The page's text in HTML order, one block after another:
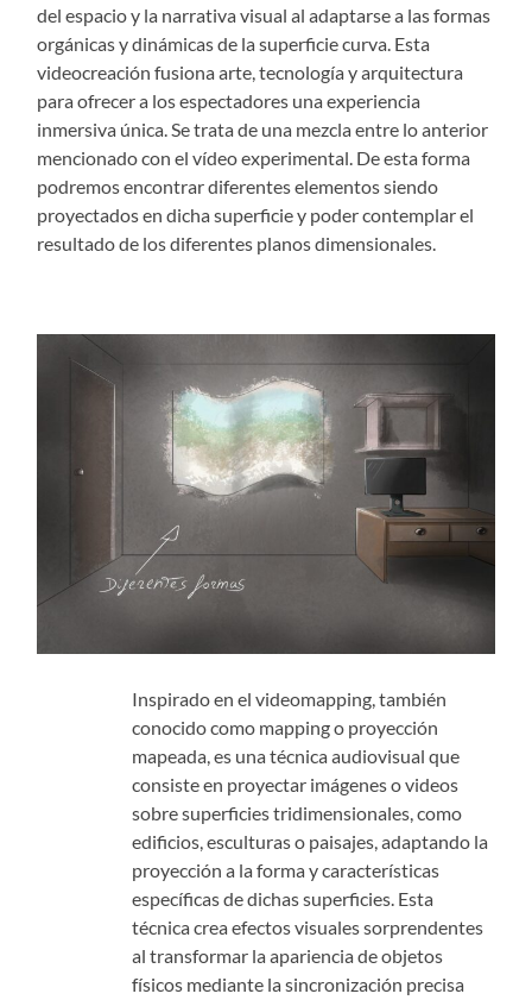
del espacio y la narrativa visual al adaptarse a las formas
orgánicas y dinámicas de la superficie curva. Esta
videocreación fusiona arte, tecnología y arquitectura
para ofrecer a los espectadores una experiencia
inmersiva única. Se trata de una mezcla entre lo anterior
mencionado con el vídeo experimental. De esta forma
podremos encontrar diferentes elementos siendo
proyectados en dicha superficie y poder contemplar el
resultado de los diferentes planos dimensionales.
Inspirado en el videomapping, también
conocido como mapping o proyección
mapeada, es una técnica audiovisual que
consiste en proyectar imágenes o videos
sobre superficies tridimensionales, como
edificios, esculturas o paisajes, adaptando la
proyección a la forma y características
específicas de dichas superficies. Esta
técnica crea efectos visuales sorprendentes
al transformar la apariencia de objetos
físicos mediante la sincronización precisa